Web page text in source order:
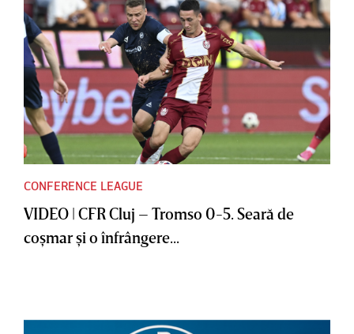
CONFERENCE LEAGUE
VIDEO | CFR Cluj – Tromso 0-5. Seară de
coşmar şi o înfrângere...